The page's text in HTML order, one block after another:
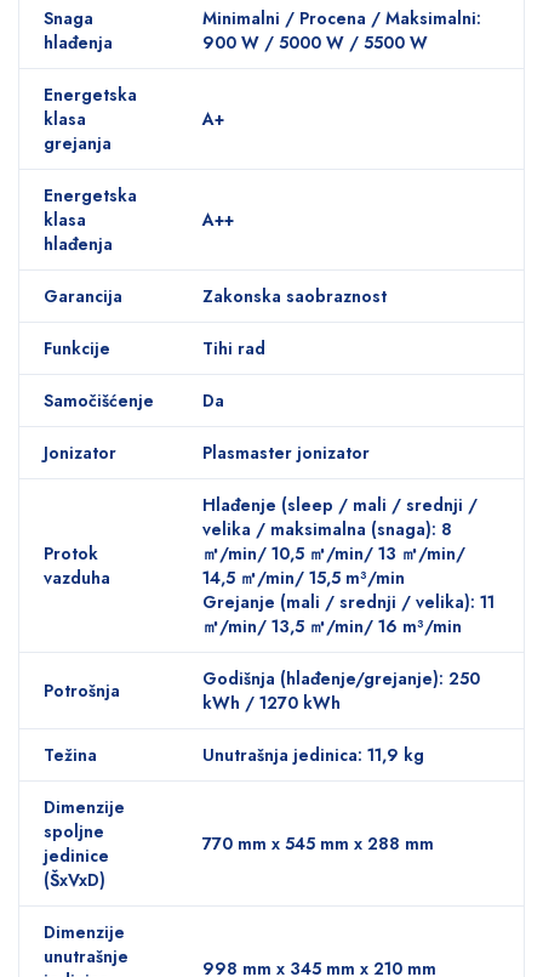
Snaga
hlađenja
Minimalni / Procena / Maksimalni:
900 W / 5000 W / 5500 W
Energetska
klasa
grejanja
A+
Energetska
klasa
hlađenja
A++
Garancija Zakonska saobraznost
Funkcije Tihi rad
Samočišćenje Da
Jonizator Plasmaster jonizator
Protok
vazduha
Hlađenje (sleep / mali / srednji /
velika / maksimalna (snaga): 8
㎥/min/ 10,5 ㎥/min/ 13 ㎥/min/
14,5 ㎥/min/ 15,5 m³/min
Grejanje (mali / srednji / velika): 11
㎥/min/ 13,5 ㎥/min/ 16 m³/min
Potrošnja
Godišnja (hlađenje/grejanje): 250
kWh / 1270 kWh
Težina Unutrašnja jedinica: 11,9 kg
Dimenzije
spoljne
jedinice
(ŠxVxD)
770 mm x 545 mm x 288 mm
Dimenzije
unutrašnje
998 mm x 345 mm x 210 mm